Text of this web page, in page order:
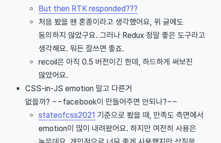
But then RTK responded???
처음 봤을 땐 혼종이라고 생각했어요, 위 글에도
동의하지 않았구요. 그러나 Redux 정말 좋은 도구라고
생각해요. 뭐든 잘쓰면 좋죠.
recoil은 아직 0.5 버전이긴 한데, 하드하게 써보진
않았어요.
CSS-in-JS emotion 말고 다른거
없을까? ~~facebook이 만들어주면 안되나?~~
stateofcss2021 기준으로 봤을 때, 만족도 측면에서
emotion이 많이 내려왔어요. 하지만 여전히 사용은